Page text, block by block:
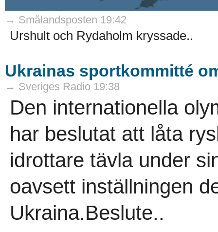
→ Smålandsposten 19:42
Urshult och Rydaholm kryssade..
Ukrainas sportkommitté
→ Sveriges Radio 19:38
Den internationella
har beslutat att låta
idrottare tävla under
oavsett inställningen
Ukraina.Beslute..